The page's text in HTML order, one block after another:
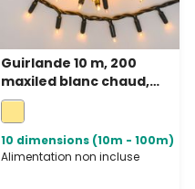
Guirlande 10 m, 200
maxiled blanc chaud,
câble vert,
prolongeable, IP67
10 dimensions (10m - 100m)
Alimentation non incluse